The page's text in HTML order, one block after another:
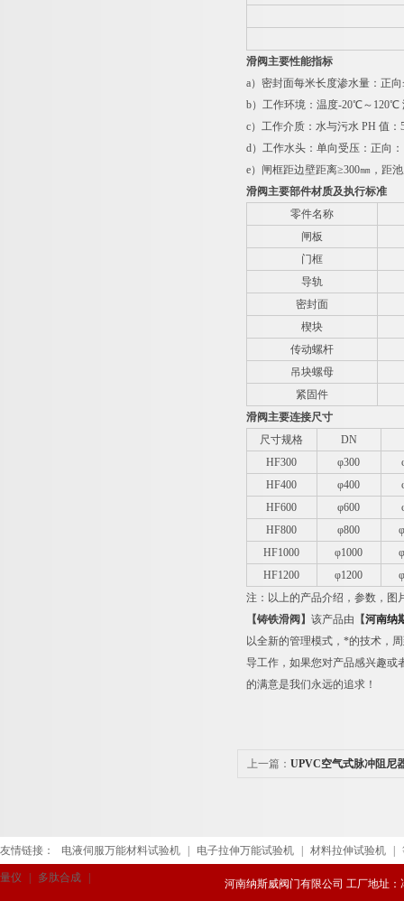
滑阀主要性能指标
a）密封面每米长度渗水量：正向
b）工作环境：温度-20℃～ 120℃
c）工作介质：水与污水 PH 值：
d）工作水头：单向受压：正向：
e）闸框距边壁距离≥300㎜，距
滑阀主要部件材质及执行标准
零件名称
闸板
门框
导轨
密封面
楔块
传动螺杆
吊块螺母
紧固件
滑阀主要连接尺寸
尺寸规格
DN
HF300
φ300
HF400
φ400
HF600
φ600
HF800
φ800
HF1000
φ1000
HF1200
φ1200
注：以上的产品介绍，参数，图
【铸铁滑阀】 该产品由 【河南纳
以全新的管理模式，*的技术，
导工作，如果您对产品感兴趣或
的满意是我们永远的追求！
上一篇： UPVC空气式脉冲阻尼
友情链接： 电液伺服万能材料试验机 电子拉伸万能试验机 材料拉伸试验机
量仪 多肽合成
河南纳斯威阀门有限公司 工厂地址：